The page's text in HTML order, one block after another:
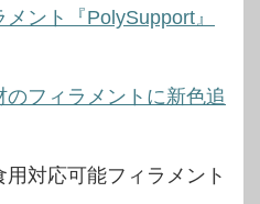
ント『PolySupport』
フィラメントに新色追
対応可能フィラメント